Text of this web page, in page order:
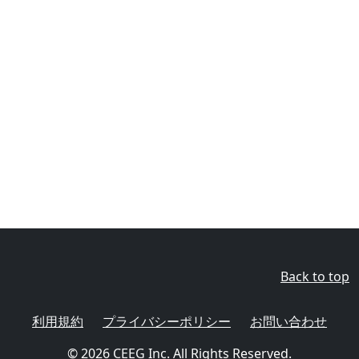
Back to top
利用規約 プライバシーポリシー
お問い合わせ
© 2026 CEEG Inc. All Rights Reserved.